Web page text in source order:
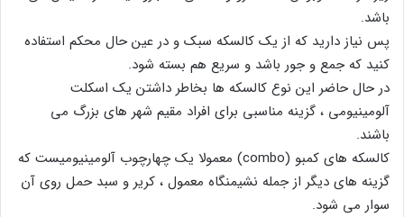
باشد.
پس نیاز دارید که از یک کالسکه سبک و در عین حال محکم استفاده
کنید که جمع و جور باشد و سریع هم بسته شود.
در حال حاضر این نوع کالسکه ها بخاطر داشتن یک اسکلت
آلومینیومی ، گزینه مناسبی برای افراد مقیم شهر های بزرگ می
باشند.
کالسکه های کمبو (combo) معمولا یک چهارچوب آلومینیومیست که
گزینه های دیگر از جمله نشیمنگاه معمول ، کریر و سبد حمل روی آن
سوار می شود.